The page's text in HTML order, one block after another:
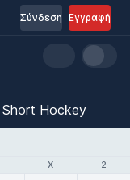
Εγγραφή
Σύνδεση
Short Hockey
X 2
X 2